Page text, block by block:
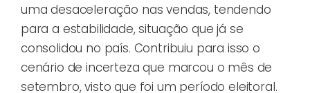
uma desaceleração nas vendas, tendendo
para a estabilidade, situação que já se
consolidou no país. Contribuiu para isso o
cenário de incerteza que marcou o mês de
setembro, visto que foi um período eleitoral.